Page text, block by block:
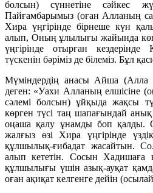
болсын) сүннетіне сәйкес
Пайғамбарымыз (оған Алланың
Хира үңгірінде бірнеше күн
алып, Оның ұлылығы жайында
үңгірінде отырған
түскенін бәріміз де білеміз. Бұл
Мүміндердің анасы Айша (Алла
деген: «Уахи Алланың елшісіне
сәлемі болсын) ұйқыда жақсы
көрген түсі таң шапағындай
оңаша қалу ұнамды боп қалды.
жалғыз өзі Хира үңгірінде
құлшылық-ғибадат жасайтын.
алып кететін. Сосын Хадишаға
құлшылығы үшін азық-ауқат
оған ақиқат келгенге дейін